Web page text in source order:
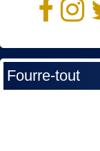
Fourre-tout